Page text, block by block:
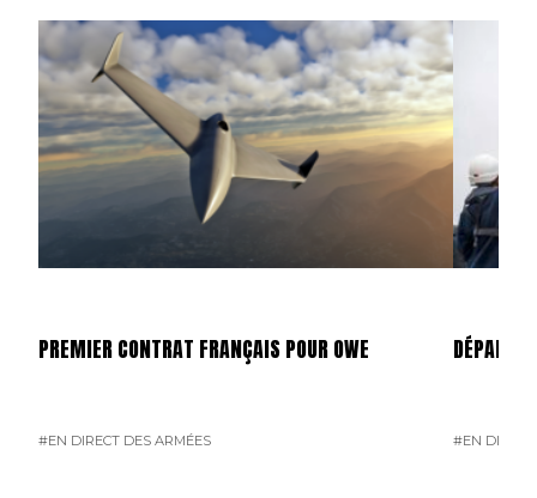
PREMIER CONTRAT FRANÇAIS POUR OWE
#EN DIRECT DES ARMÉES
DÉPART
#EN